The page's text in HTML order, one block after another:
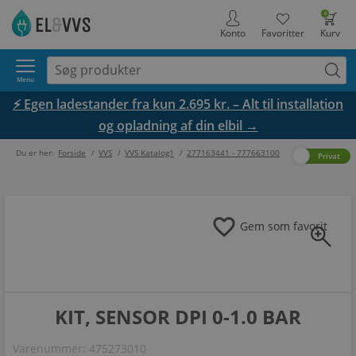
0
Kurv
Favoritter
Konto
Menu
⚡ Egen ladestander fra kun 2.695 kr. – Alt til installation
og opladning af din elbil →
Du er her: Forside / VVS / VVS Katalog1 / 277163441 - 777663100 Privat
Erhverv
zoom_in
favorite Gem som favorit
KIT, SENSOR DPI 0-1.0 BAR
Varenummer: 475273010